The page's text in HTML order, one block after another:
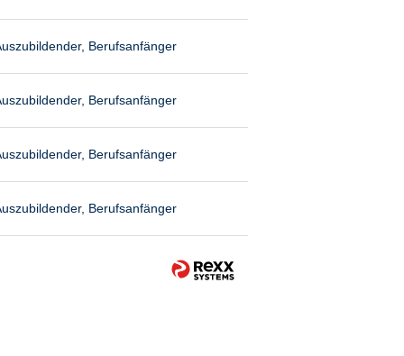
Berufsanfänger
Berufsanfänger
Berufsanfänger
Berufsanfänger